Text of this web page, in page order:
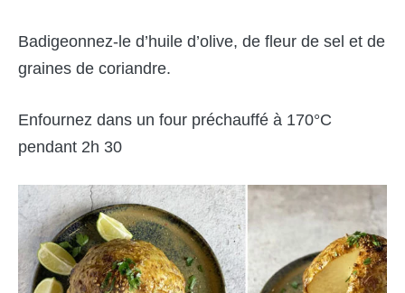
Badigeonnez-le d’huile d’olive, de fleur de sel et de
graines de coriandre.
Enfournez dans un four préchauffé à 170°C
pendant 2h 30